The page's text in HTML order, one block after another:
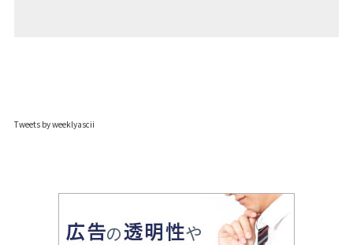
Tweets by weeklyascii